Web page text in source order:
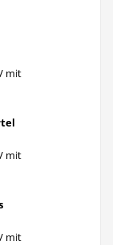
mit
mit
mit